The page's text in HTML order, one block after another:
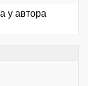
у автора